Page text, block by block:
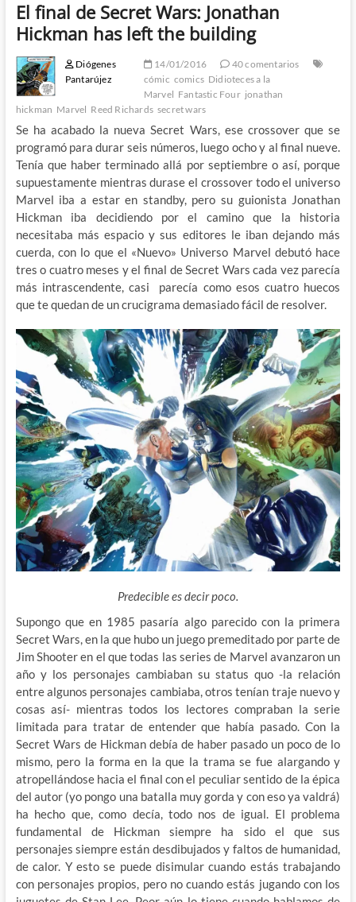
El final de Secret Wars: Jonathan
Hickman has left the building
Diógenes
Pantarújez
14/01/2016
40 comentarios
cómic comics Didioteces a la
Marvel Fantastic Four jonathan
hickman Marvel Reed Richards secret wars
Se ha acabado la nueva Secret Wars, ese crossover que se
programó para durar seis números, luego ocho y al final nueve.
Tenía que haber terminado allá por septiembre o así, porque
supuestamente mientras durase el crossover todo el universo
Marvel iba a estar en standby, pero su guionista Jonathan
Hickman iba decidiendo por el camino que la historia
necesitaba más espacio y sus editores le iban dejando más
cuerda, con lo que el «Nuevo» Universo Marvel debutó hace
tres o cuatro meses y el final de Secret Wars cada vez parecía
más intrascendente, casi parecía como esos cuatro huecos
que te quedan de un crucigrama demasiado fácil de resolver.
Predecible es decir poco.
Supongo que en 1985 pasaría algo parecido con la primera
Secret Wars, en la que hubo un juego premeditado por parte de
Jim Shooter en el que todas las series de Marvel avanzaron un
año y los personajes cambiaban su status quo -la relación
entrealgunos personajes cambiaba, otros tenían traje nuevo y
cosas así- mientras todos los lectores compraban la serie
limitada para tratar de entender que había pasado. Con la
Secret Wars de Hickman debía de haber pasado un poco de lo
mismo, pero la forma en la que la trama se fue alargando y
atropellándose hacia el final con el peculiar sentido de la épica
del autor (yo pongo una batalla muy gorda y con eso ya valdrá)
ha hecho que, como decía, todo nos de igual. El problema
fundamental de Hickman siempre ha sido el que sus
personajes siempre están desdibujados y faltos de humanidad,
de calor. Y esto se puede disimular cuando estás trabajando
con personajes propios, pero no cuando estás jugando con los